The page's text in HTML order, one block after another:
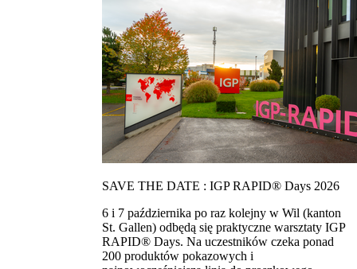
SAVE THE DATE : IGP RAPID® Days 2026
6 i 7 października po raz kolejny w Wil (kanton
St. Gallen) odbędą się praktyczne warsztaty IGP
RAPID® Days. Na uczestników czeka ponad
200 produktów pokazowych i